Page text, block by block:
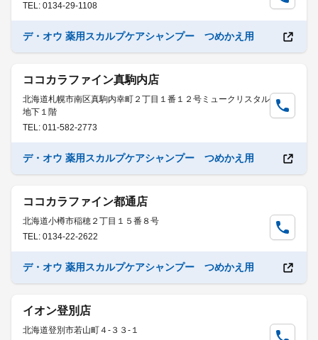
TEL: 0134-29-1108
デ・オウ 薬用スカルプケアシャンプー つめかえ用
ココカラファイン真駒内店
北海道札幌市南区真駒内幸町２丁目１番１２号ミュークリスタル
地下１階
TEL: 011-582-2773
デ・オウ 薬用スカルプケアシャンプー つめかえ用
ココカラファイン都通店
北海道小樽市稲穂２丁目１５番８号
TEL: 0134-22-2622
デ・オウ 薬用スカルプケアシャンプー つめかえ用
イオン登別店
北海道登別市若山町４-３３-１